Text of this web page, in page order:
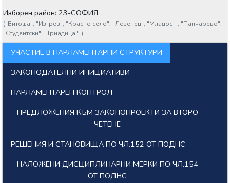
Изборен район: 23-СОФИЯ
("Витоша"; "Изгрев"; "Красно село"; "Лозенец"; "Младост"; "Панчарево";
"Студентски"; "Триадица"; )
УЧАСТИЕ В ПАРЛАМЕНТАРНИ СТРУКТУРИ
ЗАКОНОДАТЕЛНИ ИНИЦИАТИВИ
ПАРЛАМЕНТАРЕН КОНТРОЛ
ПРЕДЛОЖЕНИЯ КЪМ ЗАКОНОПРОЕКТИ ЗА ВТОРО
ЧЕТЕНЕ
РЕШЕНИЯ И СТАНОВИЩА ПО ЧЛ.152 ОТ ПОДНС
НАЛОЖЕНИ ДИСЦИПЛИНАРНИ МЕРКИ ПО ЧЛ.154
ОТ ПОДНС